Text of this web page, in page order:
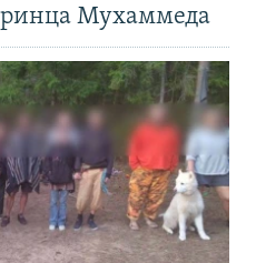
Мухаммеда